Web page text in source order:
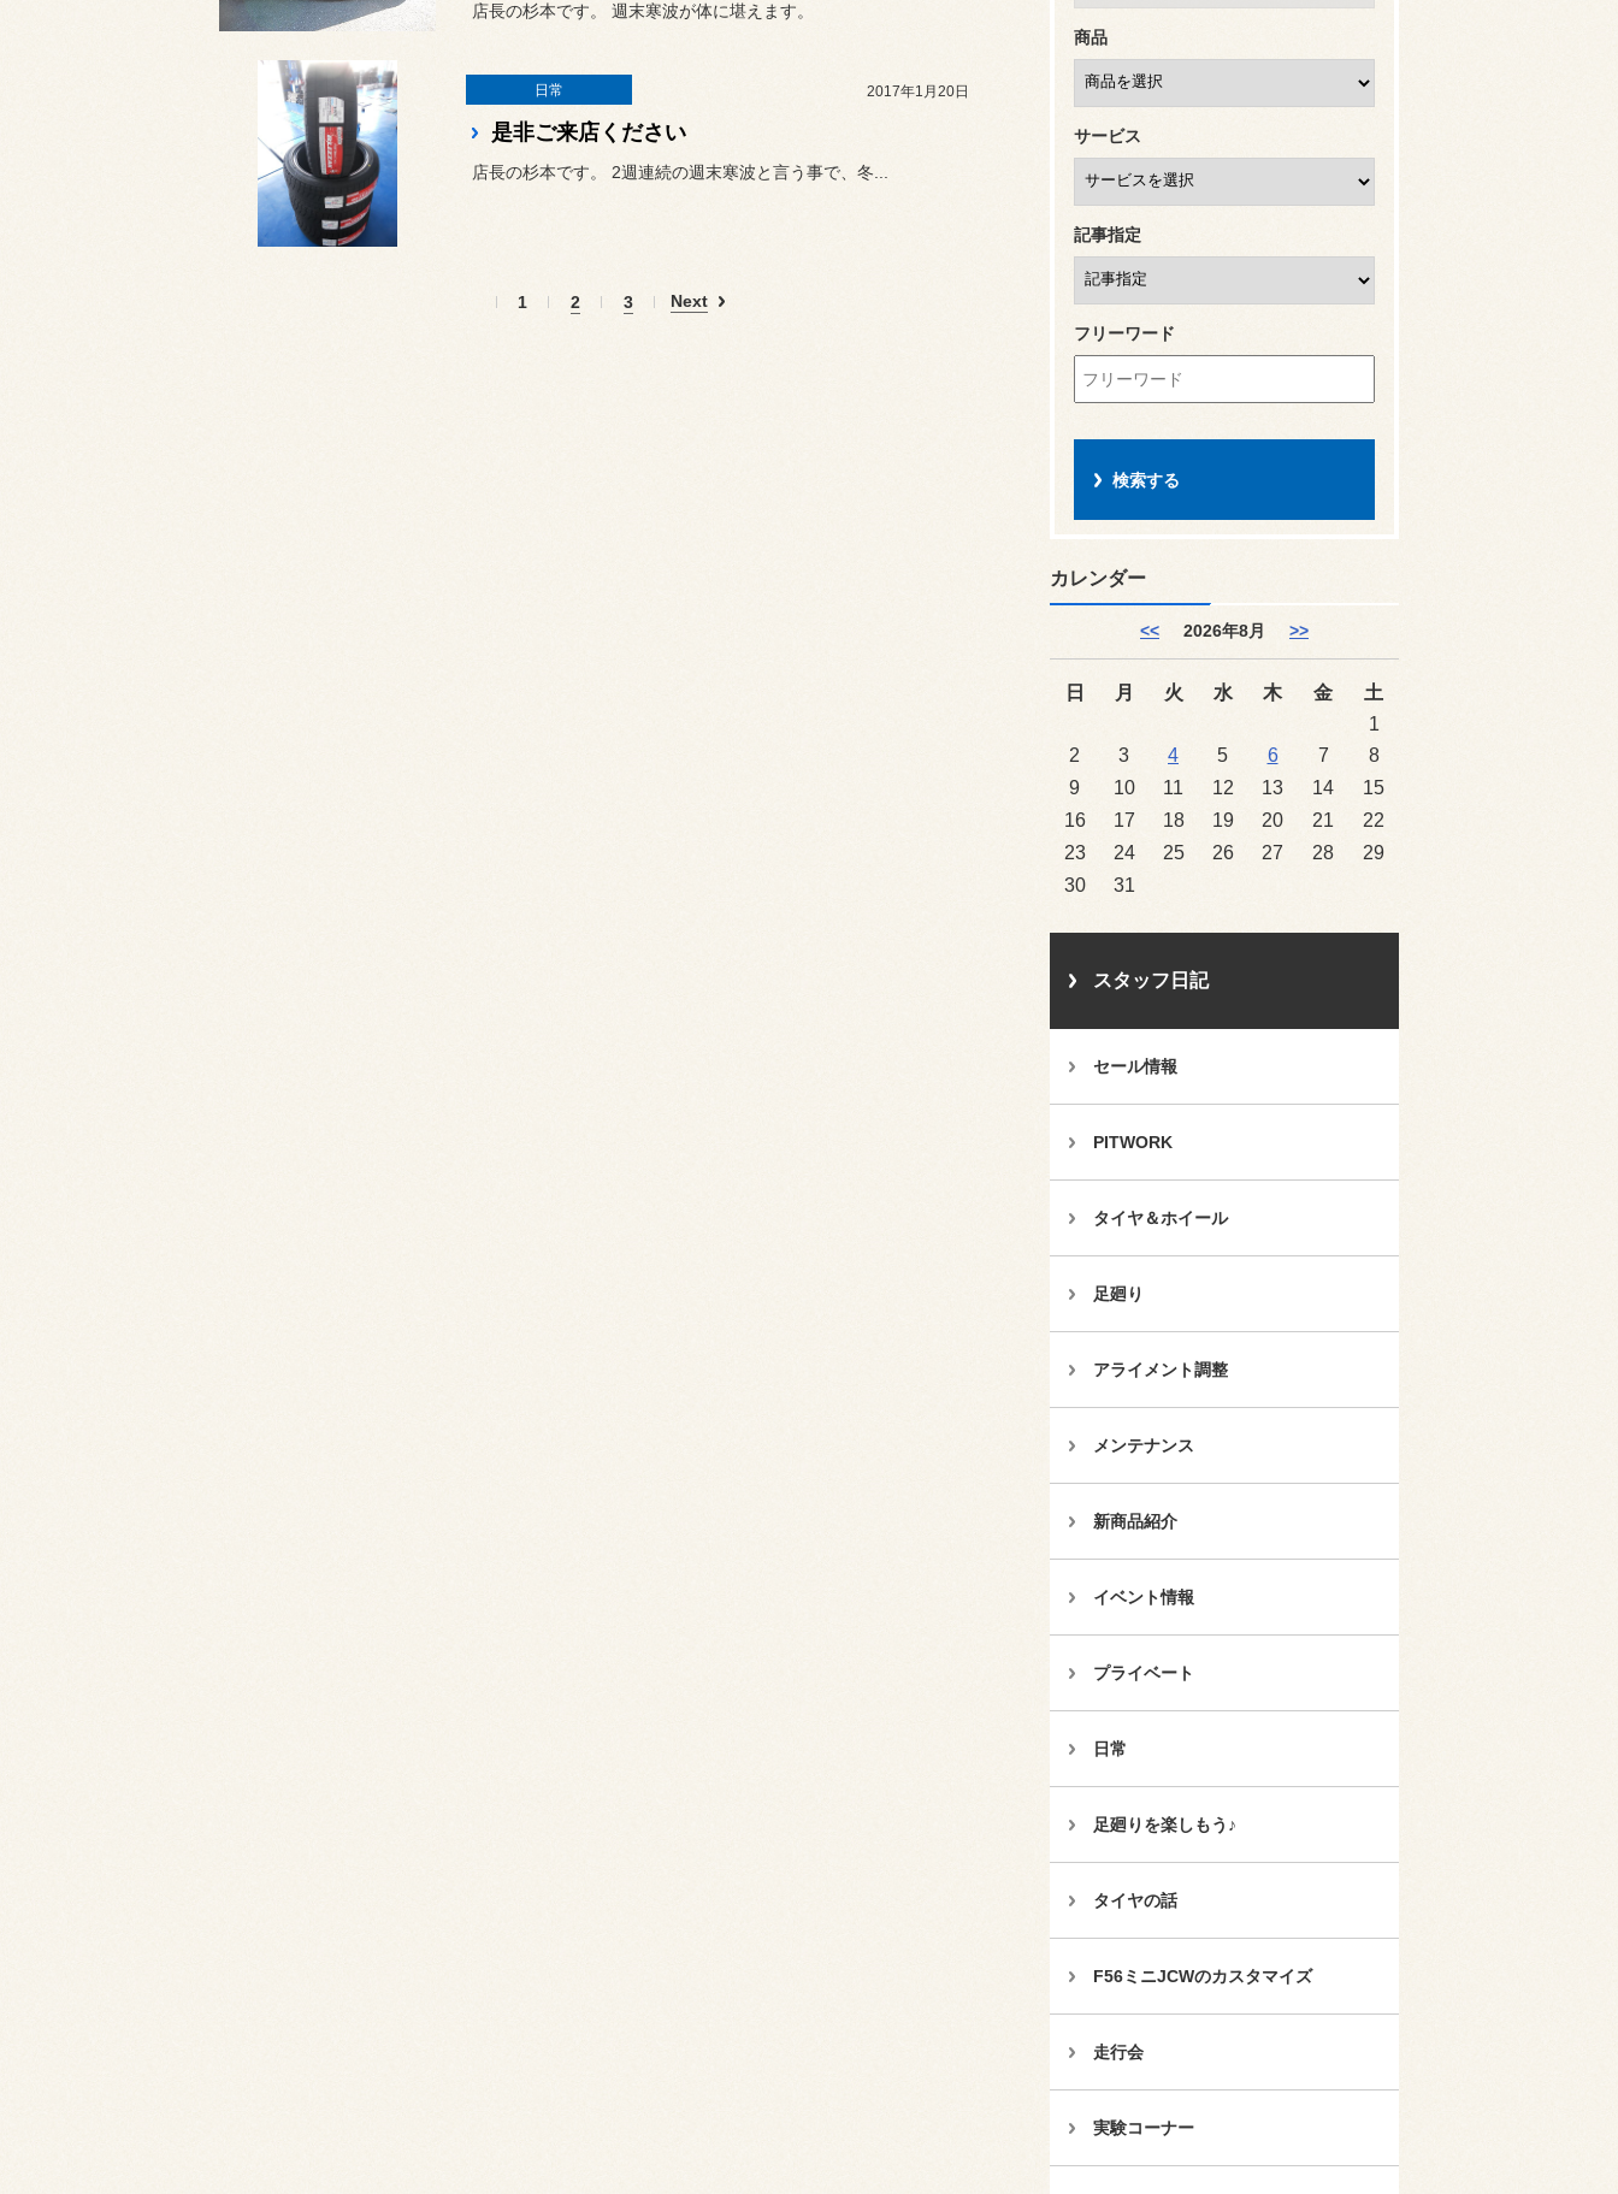
店長の杉本です。 週末寒波が体に堪えます。
日常 2017年1月20日
是非ご来店ください
店長の杉本です。 2週連続の週末寒波と言う事で、冬...
1 2 3 Next
商品
サービス
記事指定
フリーワード
カレンダー
<< 2026年8月 >>
日 月 火 水 木 金
土
1
2
3 4 5 6 7
8
9
10 11 12 13 14
15
16
17 18 19 20 21
22
23
24 25 26 27 28
29
30
31
スタッフ日記
セール情報
PITWORK
タイヤ＆ホイール
足廻り
アライメント調整
メンテナンス
新商品紹介
イベント情報
プライベート
日常
足廻りを楽しもう♪
タイヤの話
F56ミニJCWのカスタマイズ
走行会
実験コーナー